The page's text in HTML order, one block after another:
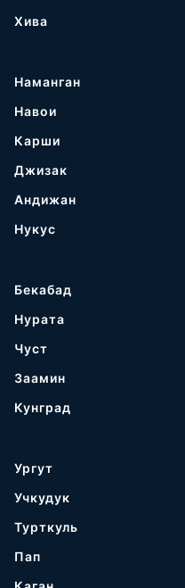
Хива
Наманган
Навои
Карши
Джизак
Андижан
Нукус
Бекабад
Нурата
Чуст
Заамин
Кунград
Ургут
Учкудук
Турткуль
Пап